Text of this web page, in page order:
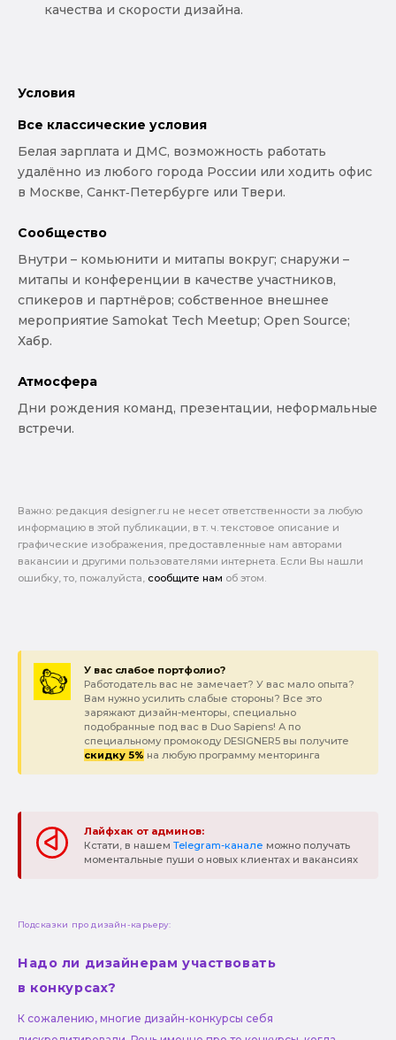
качества и скорости дизайна.
Условия
Все классические условия
Белая зарплата и ДМС, возможность работать
удалённо из любого города России или ходить офис
в Москве, Санкт‑Петербурге или Твери.
Сообщество
Внутри – комьюнити и митапы вокруг; снаружи –
митапы и конференции в качестве участников,
спикеров и партнёров; собственное внешнее
мероприятие Samokat Tech Meetup; Open Source;
Хабр.
Атмосфера
Дни рождения команд, презентации, неформальные
встречи.
Важно: pедакция designer.ru не несет ответственности за любую
информацию в этой публикации, в т. ч. текстовое описание и
графические изображения, предоставленные нам авторами
вакансии и другими пользователями интернета. Если Вы нашли
ошибку, то, пожалуйста, сообщите нам об этом.
У вас слабое портфолио?
Работодатель вас не замечает? У вас мало опыта?
Вам нужно усилить слабые стороны? Все это
заряжают дизайн-менторы, специально
подобранные под вас в Duo Sapiens! А по
специальному промокоду DESIGNER5 вы получите
скидку 5% на любую программу менторинга
Лайфхак от админов:
Кстати, в нашем Telegram-канале можно получать
моментальные пуши о новых клиентах и вакансиях
Подсказки про дизайн-карьеру:
Надо ли дизайнерам участвовать
в конкурсах?
К сожалению, многие дизайн-конкурсы себя